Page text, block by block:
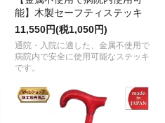
能】木製セーフティステッキ
11,550円(税1,050円)
通院・入院に適した、金属不使用で
病院内で安全に使用可能なステッキ
です。